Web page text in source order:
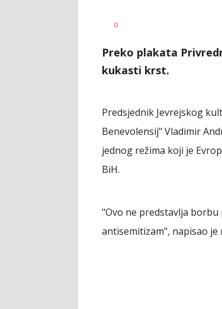
AUTOR
0
Preko plakata
kukasti krst.
Predsjednik Јevrejskog
Benevolensij" Vladimir
jednog režima koji je
BiH.
"Ovo ne predstavlja
antisemitizam", napisao je